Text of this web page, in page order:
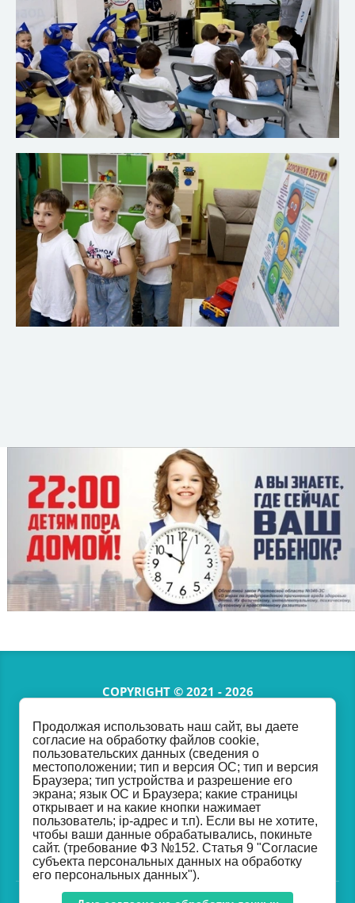
COPYRIGHT © 2021 - 2026
2670515@donland.ru
ИНН6164102193/КПП616401001
ОГРН1026103271853
Продолжая использовать наш сайт, вы даете
согласие на обработку файлов cookie,
пользовательских данных (сведения о
местоположении; тип и версия ОС; тип и версия
Браузера; тип устройства и разрешение его
экрана; язык ОС и Браузера; какие страницы
открывает и на какие кнопки нажимает
пользователь; ip-адрес и т.п). Если вы не хотите,
чтобы ваши данные обрабатывались, покиньте
сайт. (требование ФЗ №152. Статья 9 "Согласие
субъекта персональных данных на обработку
его персональных данных").